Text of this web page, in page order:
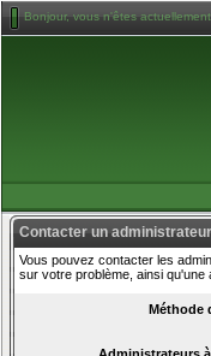
Bonjour, vous n'êtes
Contacter un administrateur
Vous pouvez contacter les
sur votre problème, ainsi
Méthode